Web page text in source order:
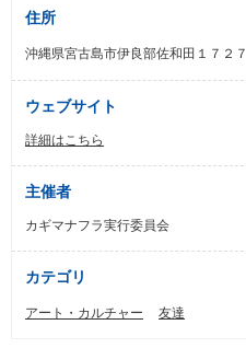
住所
沖縄県宮古島市伊良部佐和田１７２７
ウェブサイト
詳細はこちら
主催者
カギマナフラ実行委員会
カテゴリ
アート・カルチャー 友達